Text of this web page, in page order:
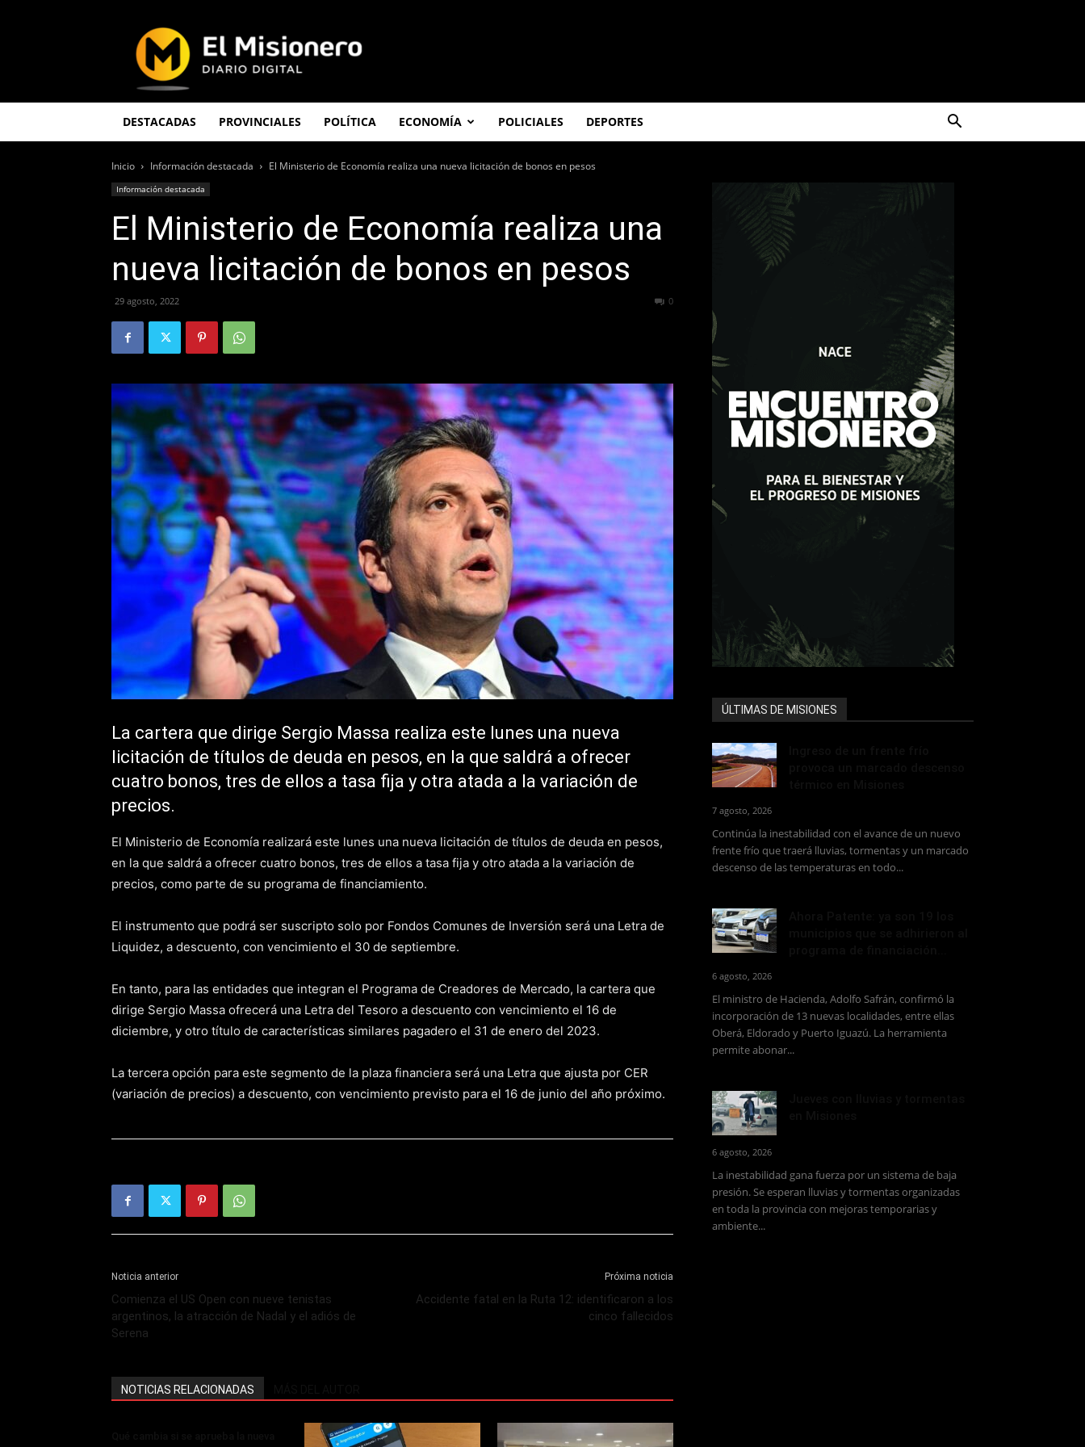
Misionero
DESTACADAS PROVINCIALES POLÍTICA ECONOMÍA POLICIALES DEPORTES
Inicio Información destacada El Ministerio de Economía realiza una nueva licitación de bonos en pesos
Información destacada
El Ministerio de Economía realiza una
nueva licitación de bonos en pesos
29 agosto, 2022 0
La cartera que dirige Sergio Massa realiza este lunes una nueva
licitación de títulos de deuda en pesos, en la que saldrá a ofrecer
cuatro bonos, tres de ellos a tasa fija y otra atada a la variación de
precios.
El Ministerio de Economía realizará este lunes una nueva licitación de títulos de deuda en pesos,
en la que saldrá a ofrecer cuatro bonos, tres de ellos a tasa fija y otro atada a la variación de
precios, como parte de su programa de financiamiento.
El instrumento que podrá ser suscripto solo por Fondos Comunes de Inversión será una Letra de
Liquidez, a descuento, con vencimiento el 30 de septiembre.
En tanto, para las entidades que integran el Programa de Creadores de Mercado, la cartera que
dirige Sergio Massa ofrecerá una Letra del Tesoro a descuento con vencimiento el 16 de
diciembre, y otro título de características similares pagadero el 31 de enero del 2023.
La tercera opción para este segmento de la plaza financiera será una Letra que ajusta por CER
(variación de precios) a descuento, con vencimiento previsto para el 16 de junio del año próximo.
Noticia anterior
Comienza el US Open con nueve tenistas
argentinos, la atracción de Nadal y el adiós de
Serena
Próxima noticia
Accidente fatal en la Ruta 12: identificaron a los
cinco fallecidos
NOTICIAS RELACIONADAS
ÚLTIMAS DE MISIONES
7 agosto, 2026
Continúa la inestabilidad con el avance de un nuevo
frente frío que traerá lluvias, tormentas y un marcado
descenso de las temperaturas en todo...
6 agosto, 2026
El ministro de Hacienda, Adolfo Safrán, confirmó la
incorporación de 13 nuevas localidades, entre ellas
Oberá, Eldorado y Puerto Iguazú. La herramienta
permite abonar...
6 agosto, 2026
La inestabilidad gana fuerza por un sistema de baja
presión. Se esperan lluvias y tormentas organizadas
en toda la provincia con mejoras temporarias y
ambiente...